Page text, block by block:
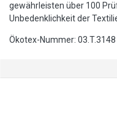
gewährleisten über 100
Unbedenklichkeit der
Ökotex-Nummer: 03.T.3148